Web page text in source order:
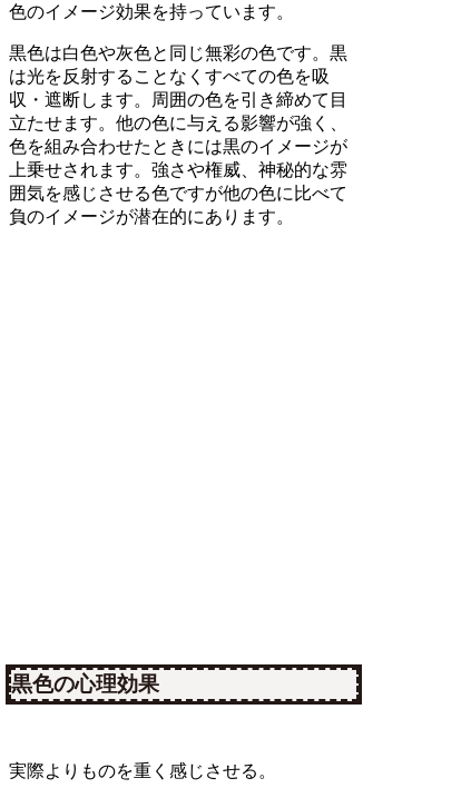
色のイメージ効果を持っています。
黒色は白色や灰色と同じ無彩の色です。黒
は光を反射することなくすべての色を吸
収・遮断します。周囲の色を引き締めて目
立たせます。他の色に与える影響が強く、
色を組み合わせたときには黒のイメージが
上乗せされます。強さや権威、神秘的な雰
囲気を感じさせる色ですが他の色に比べて
負のイメージが潜在的にあります。
黒色の心理効果
実際よりものを重く感じさせる。